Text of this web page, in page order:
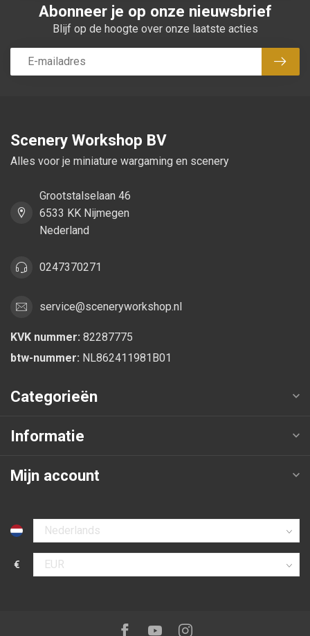
Abonneer je op onze nieuwsbrief
Blijf op de hoogte over onze laatste acties
Scenery Workshop BV
Alles voor je miniature wargaming en scenery
Grootstalselaan 46
6533 KK Nijmegen
Nederland
0247370271
service@sceneryworkshop.nl
KVK nummer: 82287775
btw-nummer: NL862411981B01
Categorieën
Informatie
Mijn account
Selecteer taal
€
Selecteer valuta
Volg ons op:Facebook
YoutubeInstagram